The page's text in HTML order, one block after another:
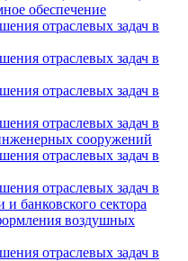
обеспечение
отраслевых задач в
отраслевых задач в
отраслевых задач в
отраслевых задач в
сооружений
отраслевых задач в
отраслевых задач в
и банковского сектора
воздушных
отраслевых задач в